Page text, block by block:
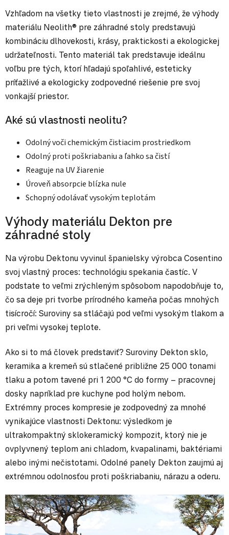
Vzhľadom na všetky tieto vlastnosti je zrejmé, že výhody
materiálu Neolith® pre záhradné stoly predstavujú
kombináciu dlhovekosti, krásy, praktickosti a ekologickej
udržateľnosti. Tento materiál tak predstavuje ideálnu
voľbu pre tých, ktorí hľadajú spoľahlivé, esteticky
príťažlivé a ekologicky zodpovedné riešenie pre svoj
vonkajší priestor.
Aké sú vlastnosti neolitu?
Odolný voči chemickým čistiacim prostriedkom
Odolný proti poškriabaniu a ľahko sa čistí
Reaguje na UV žiarenie
Úroveň absorpcie blízka nule
Schopný odolávať vysokým teplotám
Výhody materiálu Dekton pre
záhradné stoly
Na výrobu Dektonu vyvinul španielsky výrobca Cosentino
svoj vlastný proces: technológiu spekania častíc. V
podstate to veľmi zrýchleným spôsobom napodobňuje to,
čo sa deje pri tvorbe prírodného kameňa počas mnohých
tisícročí: Suroviny sa stláčajú pod veľmi vysokým tlakom a
pri veľmi vysokej teplote.
Ako si to má človek predstaviť? Suroviny Dekton sklo,
keramika a kremeň sú stlačené približne 25 000 tonami
tlaku a potom tavené pri 1 200 °C do formy – pracovnej
dosky napríklad pre kuchyne pod holým nebom.
Extrémny proces kompresie je zodpovedný za mnohé
vynikajúce vlastnosti Dektonu: výsledkom je
ultrakompaktný sklokeramický kompozit, ktorý nie je
ovplyvnený teplom ani chladom, kvapalinami, baktériami
alebo inými nečistotami. Odolné panely Dekton zaujmú aj
extrémnou odolnosťou proti poškriabaniu, nárazu a oderu.